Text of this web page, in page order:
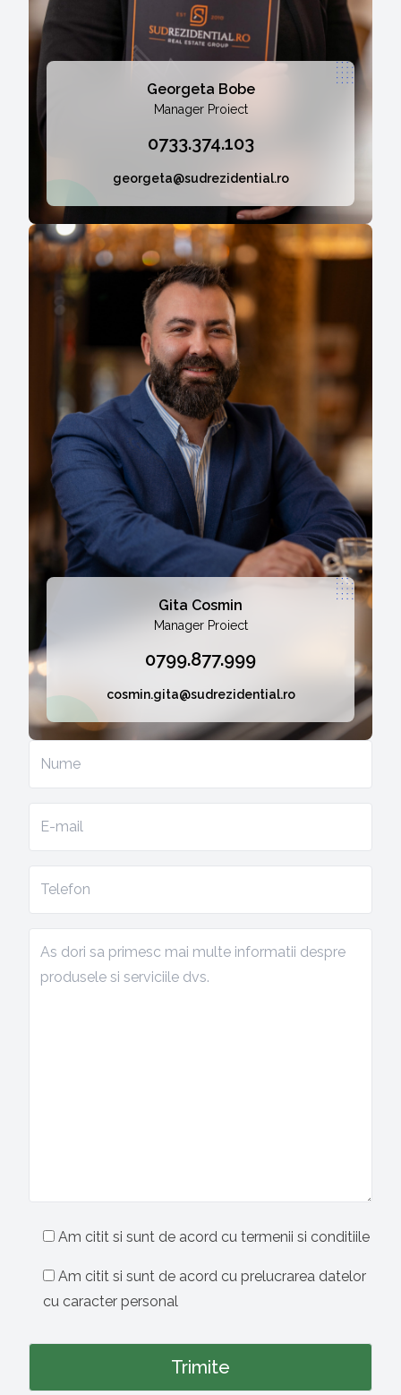
Georgeta Bobe
Manager Proiect
0733.374.103
georgeta@sudrezidential.ro
Gita Cosmin
Manager Proiect
0799.877.999
cosmin.gita@sudrezidential.ro
Am citit si sunt de acord cu termenii si conditiile
Am citit si sunt de acord cu prelucrarea datelor
cu caracter personal